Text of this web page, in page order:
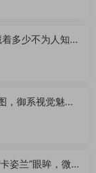
多少不为人知的
，御系视觉魅力
姿兰”眼眸，微密